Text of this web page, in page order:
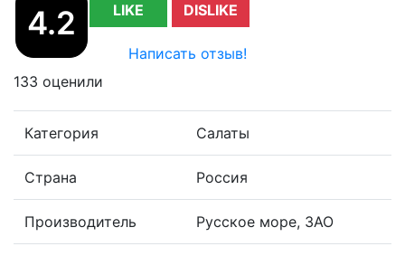
4.2 LIKE DISLIKE
Написать отзыв!
133 оценили
Категория Салаты
Страна Россия
Производитель Русское море, ЗАО